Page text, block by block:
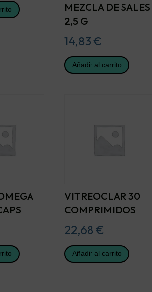
MEZCLA DE SALES
2,5 G
14,83 €
Añadir al carrito
VITREOCLAR 30
COMPRIMIDOS
22,68 €
Añadir al carrito